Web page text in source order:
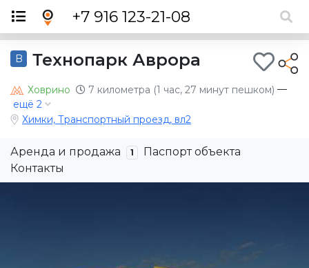
+7 916 123-21-08
B Технопарк Аврора
Ховрино 7 километра (1 час, 27 минут пешком) —
ещё 2
Химки, Транспортный проезд, вл2
Аренда и продажа 1
Паспорт объекта
Контакты